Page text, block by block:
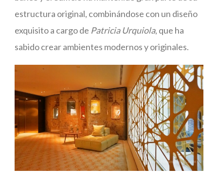
estructura original, combinándose con un diseño
exquisito a cargo de Patricia Urquiola, que ha
sabido crear ambientes modernos y originales.